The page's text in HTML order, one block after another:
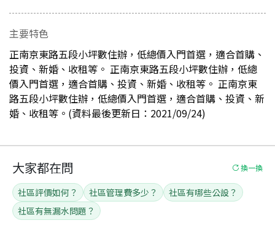
主要特色
正南京東路五段小坪數住辦，低總價入門首選，適合首購、
投資、新婚、收租等。 正南京東路五段小坪數住辦，低總
價入門首選，適合首購、投資、新婚、收租等。 正南京東
路五段小坪數住辦，低總價入門首選，適合首購、投資、新
婚、收租等。(資料最後更新日：2021/09/24)
大家都在問 換一換
社區評價如何？ 社區管理費多少？
社區有哪些公設？
社區有無漏水問題？